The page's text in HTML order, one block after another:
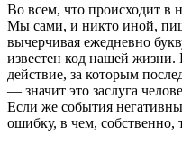
Во всем, что происходит в
Мы сами, и никто иной,
вычерчивая ежедневно
известен код нашей жизни.
действие, за которым
— значит это заслуга
Если же события
ошибку, в чем, собственно,